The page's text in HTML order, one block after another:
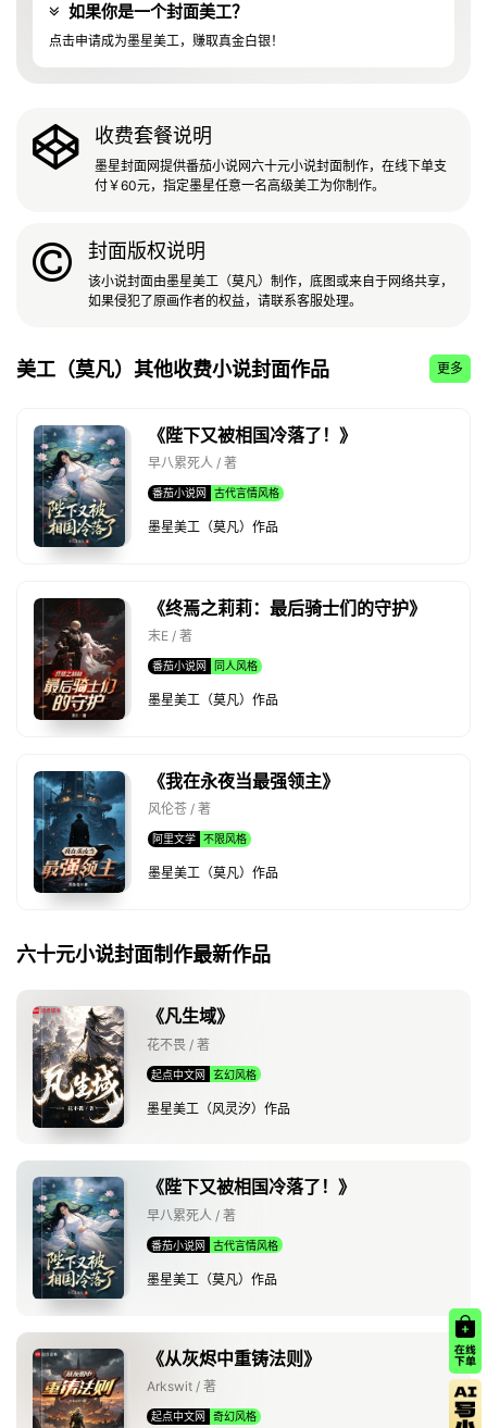
如果你是一个封面美工？
点击申请成为墨星美工，赚取真金白银！
收费套餐说明
墨星封面网提供番茄小说网六十元小说封面制作，在线下单支
付￥60元，指定墨星任意一名高级美工为你制作。
封面版权说明
该小说封面由墨星美工（莫凡）制作，底图或来自于网络共享，
如果侵犯了原画作者的权益，请联系客服处理。
美工（莫凡）其他收费小说封面作品 更多
《陛下又被相国冷落了！》
早八累死人 / 著
番茄小说网 古代言情风格
墨星美工（莫凡）作品
《终焉之莉莉：最后骑士们的守护》
末E / 著
番茄小说网 同人风格
墨星美工（莫凡）作品
《我在永夜当最强领主》
风伦苍 / 著
阿里文学 不限风格
墨星美工（莫凡）作品
六十元小说封面制作最新作品
《凡生域》
花不畏 / 著
起点中文网 玄幻风格
墨星美工（风灵汐）作品
《陛下又被相国冷落了！》
早八累死人 / 著
番茄小说网 古代言情风格
墨星美工（莫凡）作品
《从灰烬中重铸法则》
Arkswit / 著
起点中文网 奇幻风格